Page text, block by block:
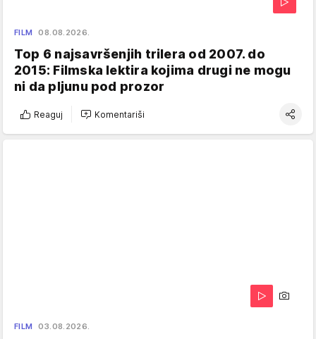
FILM 08.08.2026.
Top 6 najsavršenjih trilera od 2007. do
2015: Filmska lektira kojima drugi ne mogu
ni da pljunu pod prozor
Reaguj Komentariši
FILM 03.08.2026.